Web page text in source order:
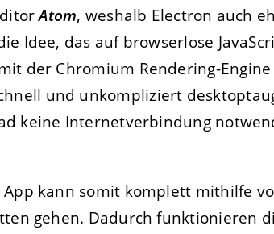
Atom, weshalb Electron auch
Idee, das auf browserlose
der Chromium Rendering-
und unkompliziert
keine Internetverbindung
kann somit komplett mithilfe
gehen. Dadurch funktionieren